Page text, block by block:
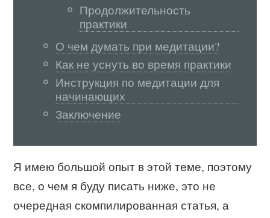
Продолжительность
практики
О чем думать при медитации?
Как не уснуть во время практики
Инструкция по медитации для
начинающих
Заключение
Я имею большой опыт в этой теме, поэтому
все, о чем я буду писать ниже, это не
очередная скомпилированная статья, а